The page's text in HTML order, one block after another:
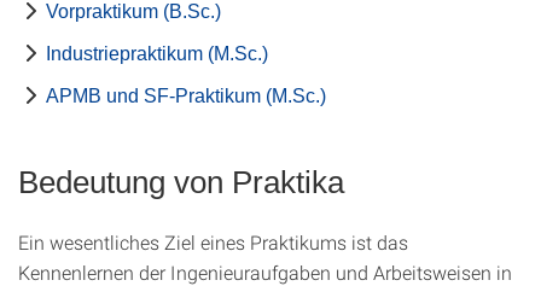
Vorpraktikum (B.Sc.)
Industriepraktikum (M.Sc.)
APMB und SF-Praktikum (M.Sc.)
Bedeutung von Praktika
Ein wesentliches Ziel eines Praktikums ist das
Kennenlernen der Ingenieuraufgaben und Arbeitsweisen in